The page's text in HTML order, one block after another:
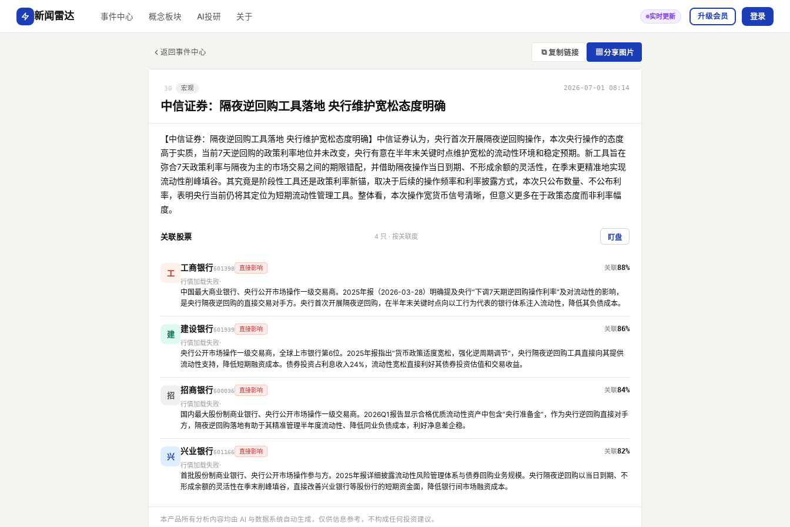
新闻雷达 事件中心 概念板块 AI投研 关于 实时更新 升级会员 登录
返回事件中心 ⧉ 复制链接 ▦分享图片
30 宏观 2026-07-01 08:14
中信证券：隔夜逆回购工具落地 央行维护宽松态度明确
【中信证券：隔夜逆回购工具落地 央行维护宽松态度明确】中信证券认为，央行首次开展隔夜逆回购操作，本次央行操作的态度
高于实质，当前7天逆回购的政策利率地位并未改变，央行有意在半年末关键时点维护宽松的流动性环境和稳定预期。新工具旨在
弥合7天政策利率与隔夜为主的市场交易之间的期限错配，并借助隔夜操作当日到期、不形成余额的灵活性，在季末更精准地实现
流动性削峰填谷。其究竟是阶段性工具还是政策利率新锚，取决于后续的操作频率和利率披露方式，本次只公布数量、不公布利
率，表明央行当前仍将其定位为短期流动性管理工具。整体看，本次操作宽货币信号清晰，但意义更多在于政策态度而非利率幅
度。
关联股票 4 只 · 按关联度 盯盘
工
工商银行601398 直接影响
88%
行情加载失败
中国最大商业银行、央行公开市场操作一级交易商。2025年报（2026-03-28）明确提及央行“下调7天期逆回购操作利率”及对流动性的影响，
是央行隔夜逆回购的直接交易对手方。央行首次开展隔夜逆回购，在半年末关键时点向以工行为代表的银行体系注入流动性，降低其负债成本。
建
建设银行601939 直接影响
86%
行情加载失败
央行公开市场操作一级交易商，全球上市银行第6位。2025年报指出“货币政策适度宽松，强化逆周期调节”，央行隔夜逆回购工具直接向其提供
流动性支持，降低短期融资成本。债券投资占利息收入24%，流动性宽松直接利好其债券投资估值和交易收益。
招
招商银行600036 直接影响
84%
行情加载失败
国内最大股份制商业银行、央行公开市场操作一级交易商。2026Q1报告显示合格优质流动性资产中包含“央行准备金”，作为央行逆回购直接对手
方，隔夜逆回购落地有助于其精准管理半年度流动性、降低同业负债成本，利好净息差企稳。
兴
兴业银行601166 直接影响
82%
行情加载失败
首批股份制商业银行、央行公开市场操作参与方。2025年报详细披露流动性风险管理体系与债券回购业务规模。央行隔夜逆回购以当日到期、不
形成余额的灵活性在季末削峰填谷，直接改善兴业银行等股份行的短期资金面，降低银行间市场融资成本。
本产品所有分析内容均由 AI 与数据系统自动生成，仅供信息参考，不构成任何投资建议。